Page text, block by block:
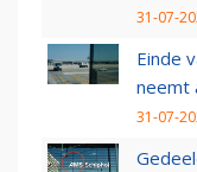
31-07-
Einde
neemt
31-07-